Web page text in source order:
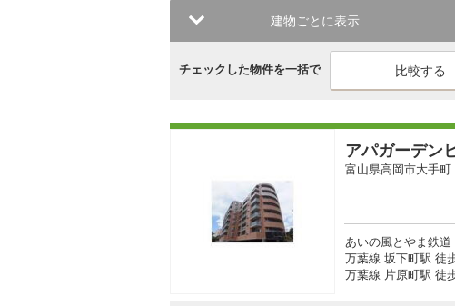
建物ごとに表示
チェックした物件を一括で
アパガーデン
富山県高岡市大手町
あいの風とやま鉄
万葉線 坂下町駅 徒
万葉線 片原町駅 徒